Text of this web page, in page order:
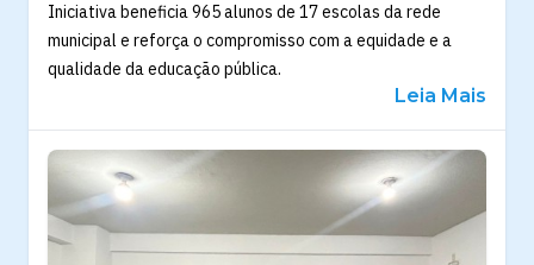
Iniciativa beneficia 965 alunos de 17 escolas da rede
municipal e reforça o compromisso com a equidade e a
qualidade da educação pública.
Leia Mais